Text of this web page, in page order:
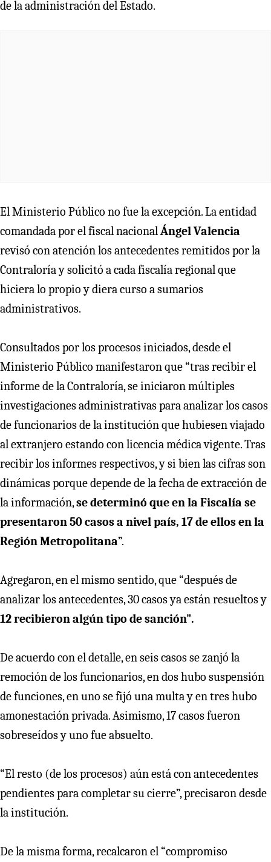
de la administración del Estado.
El Ministerio Público no fue la excepción. La entidad
comandada por el fiscal nacionalÁngel Valencia
revisó con atención los antecedentes remitidos por la
Contraloría y solicitó a cada fiscalía regional que
hiciera lo propio y diera curso a sumarios
administrativos.
Consultados por los procesos iniciados, desde el
Ministerio Público manifestaron que “tras recibir el
informe de la Contraloría, se iniciaron múltiples
investigaciones administrativas para analizar los casos
de funcionarios de la institución que hubiesen viajado
al extranjero estando con licencia médica vigente. Tras
recibir los informes respectivos, y si bien las cifras son
dinámicas porque depende de la fecha de extracción de
la información,se determinó que en la Fiscalía se
presentaron 50 casos a nivel país, 17 de ellos en la
Región Metropolitana”.
Agregaron, en el mismo sentido, que “después de
analizar los antecedentes, 30 casos ya están resueltos y
12 recibieron algún tipo de sanción".
De acuerdo con el detalle, en seis casos se zanjó la
remoción de los funcionarios, en dos hubo suspensión
de funciones, en uno se fijó una multa y en tres hubo
amonestación privada. Asimismo, 17 casos fueron
sobreseídos y uno fue absuelto.
“El resto (de los procesos) aún está con antecedentes
pendientes para completar su cierre”, precisaron desde
la institución.
De la misma forma, recalcaron el “compromiso